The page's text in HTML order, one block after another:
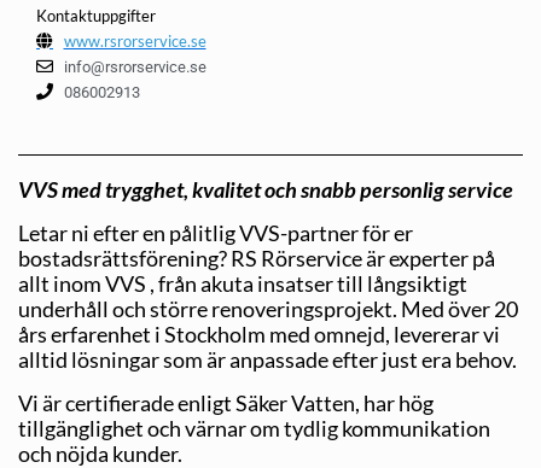
Kontaktuppgifter
www.rsrorservice.se
info@rsrorservice.se
086002913
VVS med trygghet, kvalitet och snabb personlig service
Letar ni efter en pålitlig VVS-partner för er
bostadsrättsförening? RS Rörservice är experter på
allt inom VVS , från akuta insatser till långsiktigt
underhåll och större renoveringsprojekt. Med över 20
års erfarenhet i Stockholm med omnejd, levererar vi
alltid lösningar som är anpassade efter just era behov.
Vi är certifierade enligt Säker Vatten, har hög
tillgänglighet och värnar om tydlig kommunikation
och nöjda kunder.